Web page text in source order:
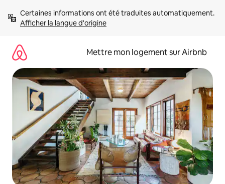
directement
Afficher la langue d'origine
Mettre mon logement sur Airbnb